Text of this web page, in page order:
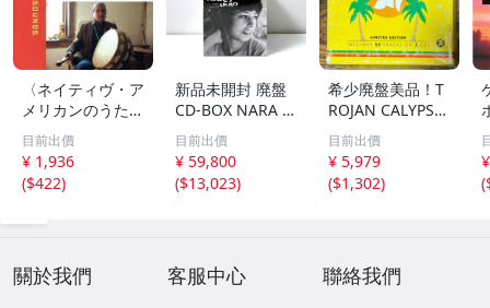
〈ネイティヴ・ア
メリカンのうた〉
知恵と勇気の伝説
～ナバホ族の歌/
キー・キンリチー
ネ,ビリー・ロジ
目前出價
¥ 1,936
($422)
新品未開封 廃盤
CD-BOX NARA L
EAO SAMBA, FES
TIVAIS E TROPIC
ALIA ナラ・レオ
ン キャリア初期
目前出價
¥ 59,800
($13,023)
希少廃盤美品！T
ROJAN CALYPSO
BOX SET 50曲 3C
D
目前出價
¥ 5,979
($1,302)
(
關於我們 客服中心 聯絡我們